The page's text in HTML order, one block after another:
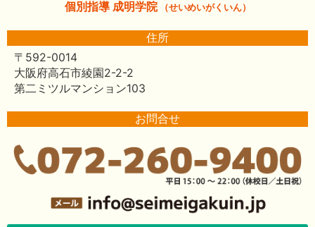
個別指導 成明学院（せいめいがくいん）
住所
〒592-0014
大阪府高石市綾園2-2-2
第二ミツルマンション103
お問合せ